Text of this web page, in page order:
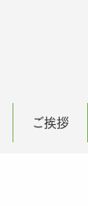
ご挨拶